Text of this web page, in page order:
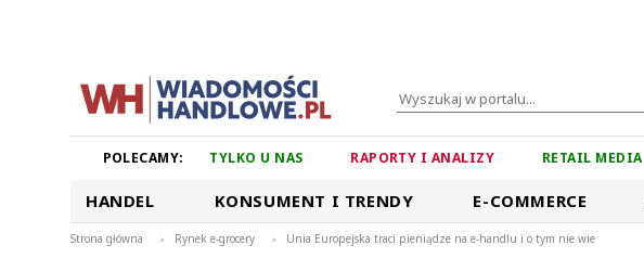
POLECAMY: TYLKO U NAS RAPORTY I ANALIZY RETAIL MEDIA
HANDEL KONSUMENT I TRENDY E-COMMERCE
Strona główna > Rynek e-grocery > Unia Europejska traci pieniądze na e-handlu i o tym nie wie